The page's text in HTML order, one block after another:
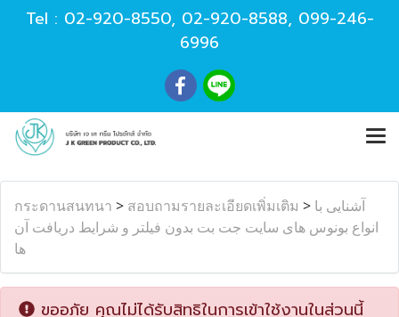
Tel : 02-920-8550, 02-920-8588, 099-246-
6996
กระดานสนทนา > สอบถามรายละเอียดเพิ่มเติม > آشنایی با
انواع بونوس های سایت جت بت بدون فیلتر و شرایط دریافت آن
ها
ขออภัย คุณไม่ได้รับสิทธิในการเข้าใช้งานในส่วนนี้